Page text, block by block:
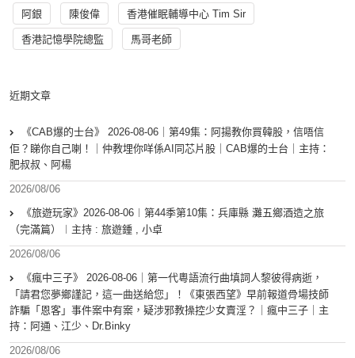
阿銀 陳俊偉 香港催眠輔導中心 Tim Sir
香港記憶學院總監 馬哥老師
近期文章
《CAB爆的士台》 2026-08-06｜第49集：阿揚教你買韓股，信唔信
佢？睇你自己喇！｜仲教埋你咩係AI同芯片股｜CAB爆的士台｜主持：
肥叔叔、阿楊
2026/08/06
《旅遊玩家》2026-08-06︱第44季第10集：兵庫縣 灘五鄉酒造之旅
（完滿篇）︱主持 : 旅遊鍾 , 小卓
2026/08/06
《瘋中三子》 2026-08-06｜第一代粵語流行曲填詞人黎彼得病逝，
「請君您夢鄉謹記，這一曲送給您」！《東張西望》早前報道骨場技師
詐騙「恩客」事件案中有案，疑涉邪教操控少女賣淫？｜瘋中三子｜主
持：阿通、江少、Dr.Binky
2026/08/06